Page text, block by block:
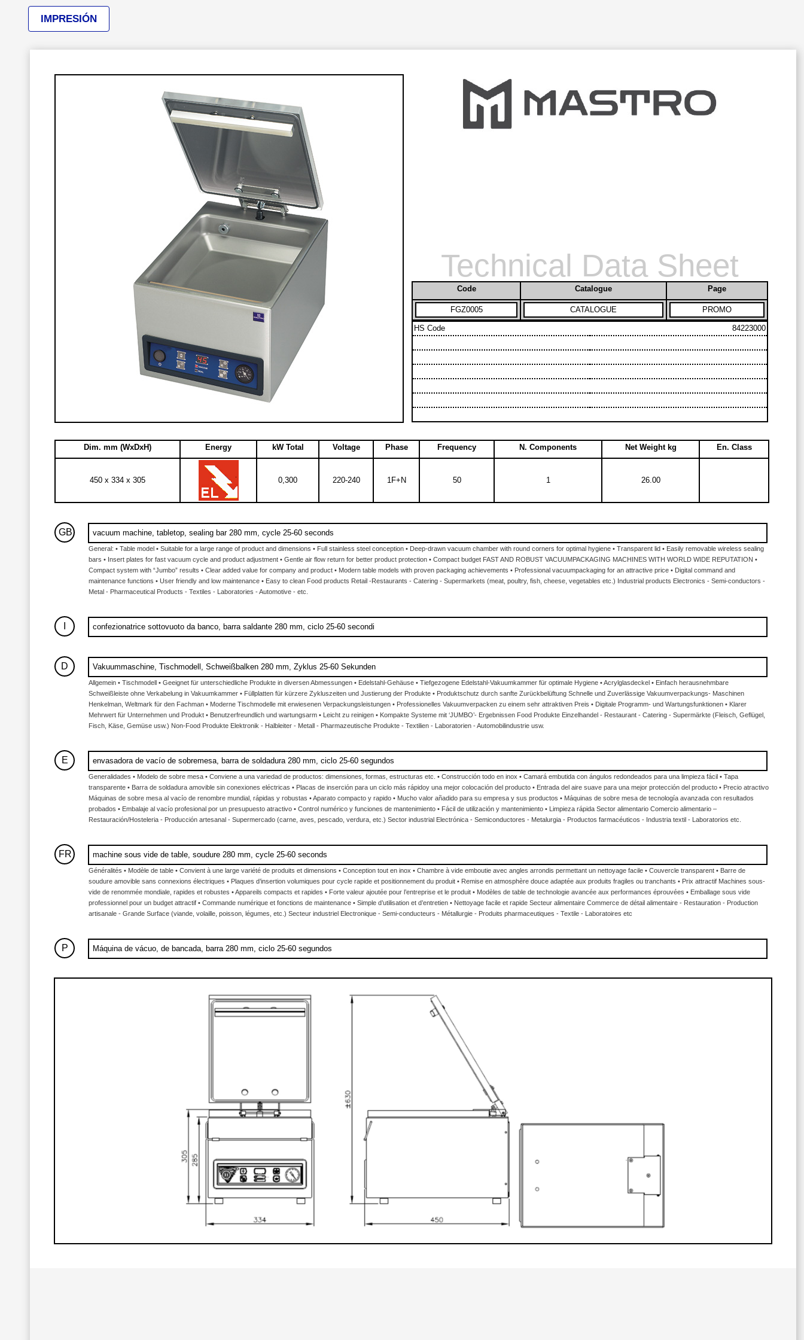
IMPRESIÓN
Technical Data Sheet
Code Catalogue Page
FGZ0005 CATALOGUE PROMO
HS Code 84223000
Dim. mm (WxDxH) Energy kW Total Voltage Phase Frequency N. Components Net Weight kg En. Class
450 x 334 x 305 0,300 220-240 1F+N 50 1 26.00
GB vacuum machine, tabletop, sealing bar 280 mm, cycle 25-60 seconds
General: • Table model • Suitable for a large range of product and dimensions • Full stainless steel conception • Deep-drawn vacuum chamber with round corners for optimal hygiene • Transparent lid • Easily removable wireless sealing
bars • Insert plates for fast vacuum cycle and product adjustment • Gentle air flow return for better product protection • Compact budget FAST AND ROBUST VACUUMPACKAGING MACHINES WITH WORLD WIDE REPUTATION •
Compact system with “Jumbo” results • Clear added value for company and product • Modern table models with proven packaging achievements • Professional vacuumpackaging for an attractive price • Digital command and
maintenance functions • User friendly and low maintenance • Easy to clean Food products Retail -Restaurants - Catering - Supermarkets (meat, poultry, fish, cheese, vegetables etc.) Industrial products Electronics - Semi-conductors -
Metal - Pharmaceutical Products - Textiles - Laboratories - Automotive - etc.
confezionatrice sottovuoto da banco, barra saldante 280 mm, ciclo 25-60 secondi
D Vakuummaschine, Tischmodell, Schweißbalken 280 mm, Zyklus 25-60 Sekunden
Allgemein • Tischmodell • Geeignet für unterschiedliche Produkte in diversen Abmessungen • Edelstahl-Gehäuse • Tiefgezogene Edelstahl-Vakuumkammer für optimale Hygiene • Acrylglasdeckel • Einfach herausnehmbare
Schweißleiste ohne Verkabelung in Vakuumkammer • Füllplatten für kürzere Zykluszeiten und Justierung der Produkte • Produktschutz durch sanfte Zurückbelüftung Schnelle und Zuverlässige Vakuumverpackungs- Maschinen
Henkelman, Weltmark für den Fachman • Moderne Tischmodelle mit erwiesenen Verpackungsleistungen • Professionelles Vakuumverpacken zu einem sehr attraktiven Preis • Digitale Programm- und Wartungsfunktionen • Klarer
Mehrwert für Unternehmen und Produkt • Benutzerfreundlich und wartungsarm • Leicht zu reinigen • Kompakte Systeme mit ‘JUMBO’- Ergebnissen Food Produkte Einzelhandel - Restaurant - Catering - Supermärkte (Fleisch, Geflügel,
Fisch, Käse, Gemüse usw.) Non-Food Produkte Elektronik - Halbleiter - Metall - Pharmazeutische Produkte - Textilien - Laboratorien - Automobilindustrie usw.
E envasadora de vacío de sobremesa, barra de soldadura 280 mm, ciclo 25-60 segundos
Generalidades • Modelo de sobre mesa • Conviene a una variedad de productos: dimensiones, formas, estructuras etc. • Construcción todo en inox • Camará embutida con ángulos redondeados para una limpieza fácil • Tapa
transparente • Barra de soldadura amovible sin conexiones eléctricas • Placas de inserción para un ciclo más rápidoy una mejor colocación del producto • Entrada del aire suave para una mejor protección del producto • Precio atractivo
Máquinas de sobre mesa al vacío de renombre mundial, rápidas y robustas • Aparato compacto y rapido • Mucho valor añadido para su empresa y sus productos • Máquinas de sobre mesa de tecnología avanzada con resultados
probados • Embalaje al vacío profesional por un presupuesto atractivo • Control numérico y funciones de mantenimiento • Fácil de utilización y mantenimiento • Limpieza rápida Sector alimentario Comercio alimentario –
Restauración/Hosteleria - Producción artesanal - Supermercado (carne, aves, pescado, verdura, etc.) Sector industrial Electrónica - Semiconductores - Metalurgia - Productos farmacéuticos - Industria textil - Laboratorios etc.
FR machine sous vide de table, soudure 280 mm, cycle 25-60 seconds
Généralités • Modèle de table • Convient à une large variété de produits et dimensions • Conception tout en inox • Chambre à vide emboutie avec angles arrondis permettant un nettoyage facile • Couvercle transparent • Barre de
soudure amovible sans connexions électriques • Plaques d’insertion volumiques pour cycle rapide et positionnement du produit • Remise en atmosphère douce adaptée aux produits fragiles ou tranchants • Prix attractif Machines sous-
vide de renommée mondiale, rapides et robustes • Appareils compacts et rapides • Forte valeur ajoutée pour l’entreprise et le produit • Modèles de table de technologie avancée aux performances éprouvées • Emballage sous vide
professionnel pour un budget attractif • Commande numérique et fonctions de maintenance • Simple d’utilisation et d’entretien • Nettoyage facile et rapide Secteur alimentaire Commerce de détail alimentaire - Restauration - Production
artisanale - Grande Surface (viande, volaille, poisson, légumes, etc.) Secteur industriel Electronique - Semi-conducteurs - Métallurgie - Produits pharmaceutiques - Textile - Laboratoires etc
P Máquina de vácuo, de bancada, barra 280 mm, ciclo 25-60 segundos